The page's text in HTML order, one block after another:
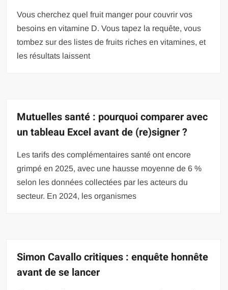
Vous cherchez quel fruit manger pour couvrir vos
besoins en vitamine D. Vous tapez la requête, vous
tombez sur des listes de fruits riches en vitamines, et
les résultats laissent
Mutuelles santé : pourquoi comparer avec
un tableau Excel avant de (re)signer ?
Les tarifs des complémentaires santé ont encore
grimpé en 2025, avec une hausse moyenne de 6 %
selon les données collectées par les acteurs du
secteur. En 2024, les organismes
Simon Cavallo critiques : enquête honnête
avant de se lancer